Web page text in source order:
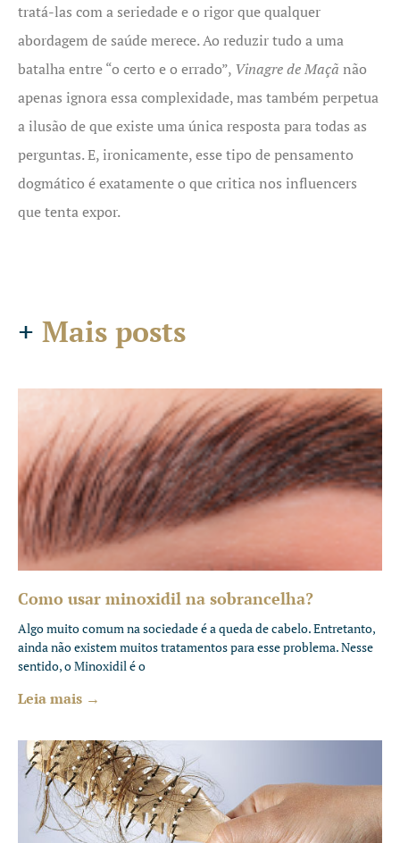
tratá-las com a seriedade e o rigor que qualquer
abordagem de saúde merece. Ao reduzir tudo a uma
batalha entre “o certo e o errado”, Vinagre de Maçã não
apenas ignora essa complexidade, mas também perpetua
a ilusão de que existe uma única resposta para todas as
perguntas. E, ironicamente, esse tipo de pensamento
dogmático é exatamente o que critica nos influencers
que tenta expor.
+ Mais posts
Como usar minoxidil na sobrancelha?
Algo muito comum na sociedade é a queda de cabelo. Entretanto,
ainda não existem muitos tratamentos para esse problema. Nesse
sentido, o Minoxidil é o
Leia mais →